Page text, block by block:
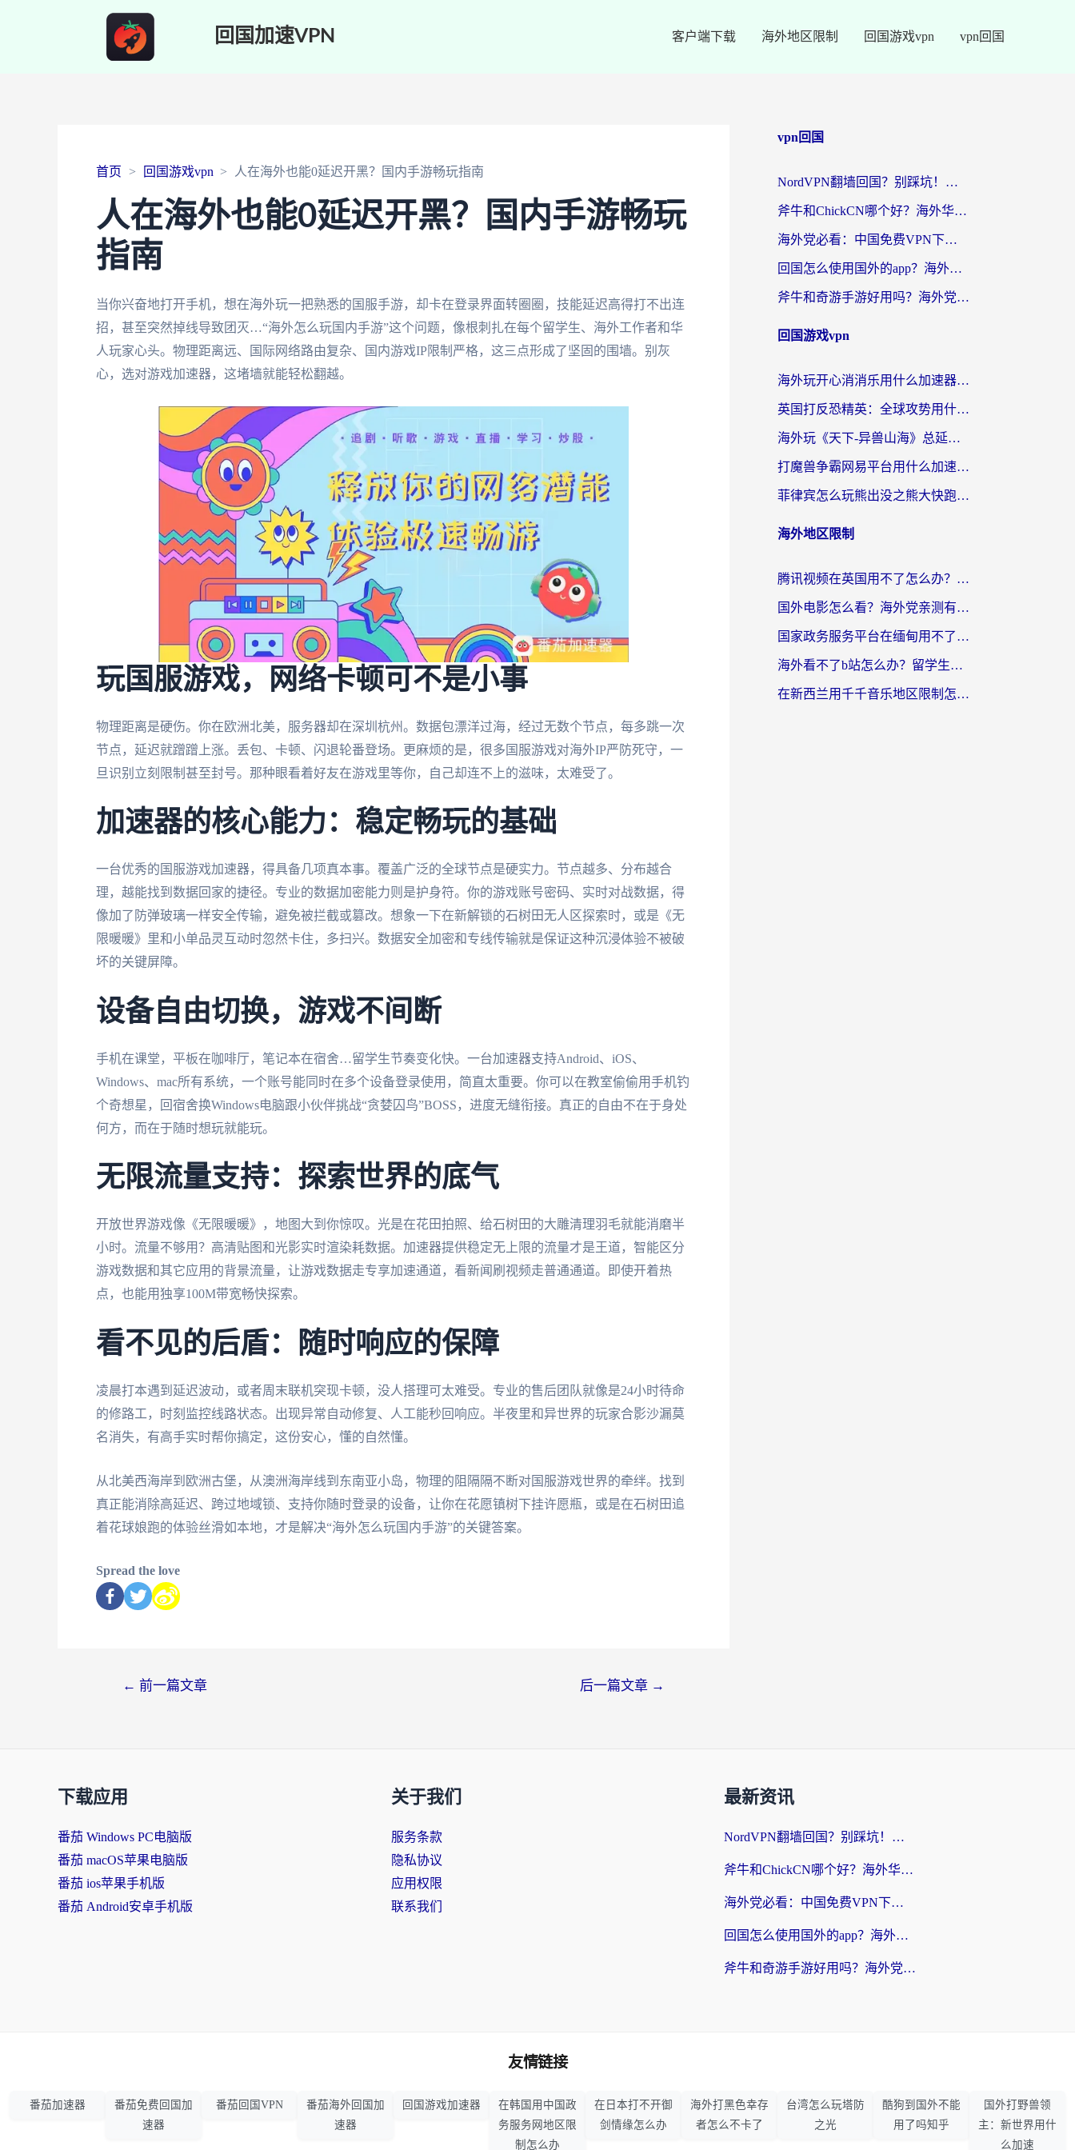
回国加速VPN 客户端下载 海外地区限制 回国游戏vpn vpn回国
首页 回国游戏vpn 人在海外也能0延迟开黑？国内手游畅玩指南
人在海外也能0延迟开黑？国内手游畅玩
指南
当你兴奋地打开手机，想在海外玩一把熟悉的国服手游，却卡在登录界面转圈圈，技能延迟高得打不出连
招，甚至突然掉线导致团灭…“海外怎么玩国内手游”这个问题，像根刺扎在每个留学生、海外工作者和华
人玩家心头。物理距离远、国际网络路由复杂、国内游戏IP限制严格，这三点形成了坚固的围墙。别灰
心，选对游戏加速器，这堵墙就能轻松翻越。
玩国服游戏，网络卡顿可不是小事
物理距离是硬伤。你在欧洲北美，服务器却在深圳杭州。数据包漂洋过海，经过无数个节点，每多跳一次
节点，延迟就蹭蹭上涨。丢包、卡顿、闪退轮番登场。更麻烦的是，很多国服游戏对海外IP严防死守，一
旦识别立刻限制甚至封号。那种眼看着好友在游戏里等你，自己却连不上的滋味，太难受了。
加速器的核心能力：稳定畅玩的基础
一台优秀的国服游戏加速器，得具备几项真本事。覆盖广泛的全球节点是硬实力。节点越多、分布越合
理，越能找到数据回家的捷径。专业的数据加密能力则是护身符。你的游戏账号密码、实时对战数据，得
像加了防弹玻璃一样安全传输，避免被拦截或篡改。想象一下在新解锁的石树田无人区探索时，或是《无
限暖暖》里和小单品灵互动时忽然卡住，多扫兴。数据安全加密和专线传输就是保证这种沉浸体验不被破
坏的关键屏障。
设备自由切换，游戏不间断
手机在课堂，平板在咖啡厅，笔记本在宿舍…留学生节奏变化快。一台加速器支持Android、iOS、
Windows、mac所有系统，一个账号能同时在多个设备登录使用，简直太重要。你可以在教室偷偷用手机钓
个奇想星，回宿舍换Windows电脑跟小伙伴挑战“贪婪囚鸟”BOSS，进度无缝衔接。真正的自由不在于身处
何方，而在于随时想玩就能玩。
无限流量支持：探索世界的底气
开放世界游戏像《无限暖暖》，地图大到你惊叹。光是在花田拍照、给石树田的大雕清理羽毛就能消磨半
小时。流量不够用？高清贴图和光影实时渲染耗数据。加速器提供稳定无上限的流量才是王道，智能区分
游戏数据和其它应用的背景流量，让游戏数据走专享加速通道，看新闻刷视频走普通通道。即使开着热
点，也能用独享100M带宽畅快探索。
看不见的后盾：随时响应的保障
凌晨打本遇到延迟波动，或者周末联机突现卡顿，没人搭理可太难受。专业的售后团队就像是24小时待命
的修路工，时刻监控线路状态。出现异常自动修复、人工能秒回响应。半夜里和异世界的玩家合影沙漏莫
名消失，有高手实时帮你搞定，这份安心，懂的自然懂。
从北美西海岸到欧洲古堡，从澳洲海岸线到东南亚小岛，物理的阻隔隔不断对国服游戏世界的牵绊。找到
真正能消除高延迟、跨过地域锁、支持你随时登录的设备，让你在花愿镇树下挂许愿瓶，或是在石树田追
着花球娘跑的体验丝滑如本地，才是解决“海外怎么玩国内手游”的关键答案。
Spread the love
← 前一篇文章 后一篇文章 →
vpn回国
NordVPN翻墙回国？别踩坑！海外党无缝访问国内资源的真实指南
斧牛和ChickCN哪个好？海外华人亲测3款回国加速器+免费试用攻略
海外党必看：中国免费VPN下载避坑指南 + 无缝访问国内资源的终极方案
回国怎么使用国外的app？海外党必看的无缝访问国内资源全攻略
斧牛和奇游手游好用吗？海外党亲测3款回国加速器，选对才能无缝刷国内资源
回国游戏vpn
海外玩开心消消乐用什么加速器最好？2026真实体验指南，告别延迟卡顿
英国打反恐精英：全球攻势用什么加速器？2026年实测有效的国服游戏加速指南
海外玩《天下-异兽山海》总延迟？这篇延迟加速器指南帮你告别卡顿（附日本玩Sky光·遇最高警戒解决方案）
打魔兽争霸网易平台用什么加速器？海外党亲测有效的国服游戏加速指南
菲律宾怎么玩熊出没之熊大快跑？海外党国服游戏加速终极攻略（附3款热门游戏实测）
海外地区限制
腾讯视频在英国用不了怎么办？留学生亲测有效的回国加速器指南
国外电影怎么看？海外党亲测有效的回国加速器选择指南
国家政务服务平台在缅甸用不了怎么办？海外华人必看的回国加速全攻略
海外看不了b站怎么办？留学生亲测有效的回国加速器选择攻略，解决豆瓣音乐、美团外卖难题
在新西兰用千千音乐地区限制怎么办？海外华人必备的回国加速解决方案
下载应用
番茄 Windows PC电脑版
番茄 macOS苹果电脑版
番茄 ios苹果手机版
番茄 Android安卓手机版
关于我们
服务条款
隐私协议
应用权限
联系我们
最新资讯
NordVPN翻墙回国？别踩坑！海外党无缝访问国内资源的真实指南
斧牛和ChickCN哪个好？海外华人亲测3款回国加速器+免费试用攻略
海外党必看：中国免费VPN下载避坑指南 + 无缝访问国内资源的终极方案
回国怎么使用国外的app？海外党必看的无缝访问国内资源全攻略
斧牛和奇游手游好用吗？海外党亲测3款回国加速器，选对才能无缝刷国内资源
友情链接
番茄加速器
番茄免费回国加
速器
番茄回国VPN
番茄海外回国加
速器
回国游戏加速器
在韩国用中国政
务服务网地区限
制怎么办
在日本打不开御
剑情缘怎么办
海外打黑色幸存
者怎么不卡了
台湾怎么玩塔防
之光
酷狗到国外不能
用了吗知乎
国外打野兽领
主：新世界用什
么加速